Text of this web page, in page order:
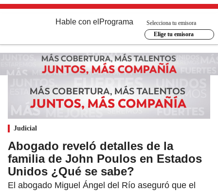
Hable con el Programa
Selecciona tu emisora
Elige tu emisora
Judicial
Abogado reveló detalles de la
familia de John Poulos en Estados
Unidos ¿Qué se sabe?
El abogado Miguel Ángel del Río aseguró que el